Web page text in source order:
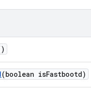
(boolean isFastbootd)